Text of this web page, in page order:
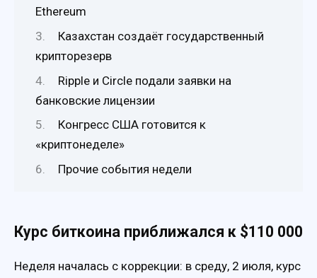
Ethereum
Казахстан создаёт государственный
крипторезерв
Ripple и Circle подали заявки на
банковские лицензии
Конгресс США готовится к
«криптонеделе»
Прочие события недели
Курс биткоина приближался к $110 000
Неделя началась с коррекции: в среду, 2 июля, курс